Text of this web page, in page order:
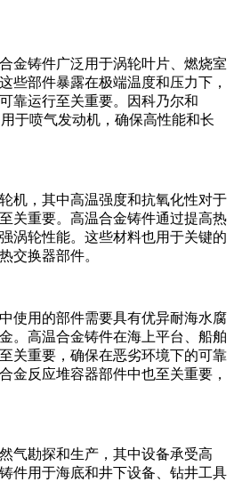
金铸件广泛用于涡轮叶片、燃烧室
些部件暴露在极端温度和压力下，
靠运行至关重要。因科乃尔和
于喷气发动机，确保高性能和长
机，其中高温强度和抗氧化性对于
关重要。高温合金铸件通过提高热
涡轮性能。这些材料也用于关键的
交换器部件。
使用的部件需要具有优异耐海水腐
。高温合金铸件在海上平台、船舶
关重要，确保在恶劣环境下的可靠
金反应堆容器部件中也至关重要，
气勘探和生产，其中设备承受高
件用于海底和井下设备、钻井工具